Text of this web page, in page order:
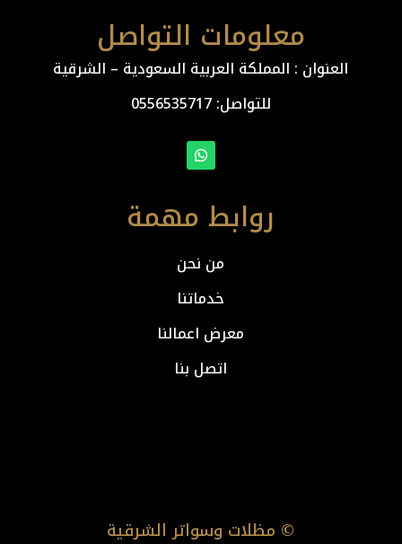
معلومات التواصل
العنوان : المملكة العربية السعودية – الشرقية
للتواصل: ⁦0556535717
روابط مهمة
من نحن
خدماتنا
معرض اعمالنا
اتصل بنا
© مظلات وسواتر الشرقية